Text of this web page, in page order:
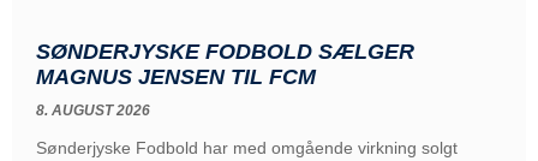
SØNDERJYSKE FODBOLD SÆLGER
MAGNUS JENSEN TIL FCM
8. AUGUST 2026
Sønderjyske Fodbold har med omgående virkning solgt